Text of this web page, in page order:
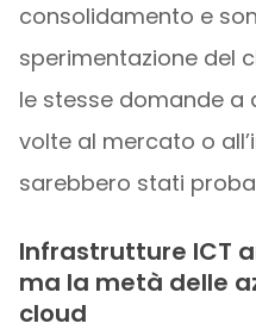
consolidamento e
sperimentazione del
le stesse domande a
volte al mercato o
sarebbero stati
Infrastrutture ICT
ma la metà delle
cloud